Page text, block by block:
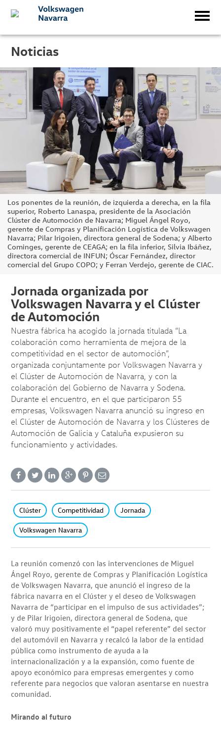
Noticias
Los ponentes de la reunión, de izquierda a derecha, en la fila
superior, Roberto Lanaspa, presidente de la Asociación
Clúster de Automoción de Navarra; Miguel Ángel Royo,
gerente de Compras y Planificación Logística de Volkswagen
Navarra; Pilar Irigoien, directora general de Sodena; y Alberto
Cominges, gerente de CEAGA; en la fila inferior, Silvia Ibáñez,
directora comercial de INFUN; Óscar Fernández, director
comercial del Grupo COPO; y Ferran Verdejo, gerente de CIAC.
Jornada organizada por
Volkswagen Navarra y el Clúster
de Automoción
Nuestra fábrica ha acogido la jornada titulada “La
colaboración como herramienta de mejora de la
competitividad en el sector de automoción”,
organizada conjuntamente por Volkswagen Navarra y
el Clúster de Automoción de Navarra, y con la
colaboración del Gobierno de Navarra y Sodena.
Durante el encuentro, en el que participaron 55
empresas, Volkswagen Navarra anunció su ingreso en
el Clúster de Automoción de Navarra y los Clústeres de
Automoción de Galicia y Cataluña expusieron su
funcionamiento y actividades.
Clúster Competitividad Jornada
Volkswagen Navarra
La reunión comenzó con las intervenciones de Miguel
Ángel Royo, gerente de Compras y Planificación Logística
de Volkswagen Navarra, que anunció el ingreso de la
fábrica navarra en el Clúster y el deseo de Volkswagen
Navarra de “participar en el impulso de sus actividades”;
y de Pilar Irigoien, directora general de Sodena, que
valoró muy positivamente el “papel referente” del sector
del automóvil en Navarra y recalcó la labor de la entidad
pública como instrumento de ayuda a la
internacionalización y a la expansión, como fuente de
apoyo económico para empresas emergentes y como
referente para negocios que valoran asentarse en nuestra
comunidad.
Mirando al futuro